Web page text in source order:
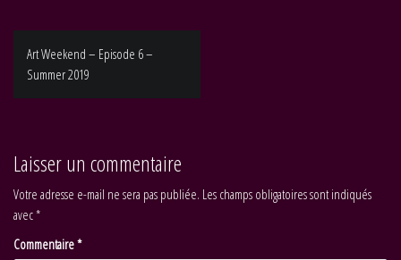
Navigation
de
l’article
Art Weekend – Episode 6 –
Summer 2019
Laisser un commentaire
Votre adresse e-mail ne sera pas publiée. Les champs obligatoires sont indiqués
avec*
Commentaire*